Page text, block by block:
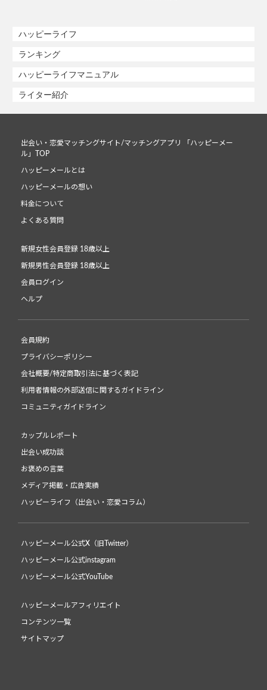
ハッピーライフ
ランキング
ハッピーライフマニュアル
ライター紹介
出会い・恋愛マッチングサイト/マッチングアプリ 「ハッピーメー
ル」TOP
ハッピーメールとは
ハッピーメールの想い
料金について
よくある質問
新規女性会員登録 18歳以上
新規男性会員登録 18歳以上
会員ログイン
ヘルプ
会員規約
プライバシーポリシー
会社概要/特定商取引法に基づく表記
利用者情報の外部送信に関するガイドライン
コミュニティガイドライン
カップルレポート
出会い成功談
お褒めの言葉
メディア掲載・広告実績
ハッピーライフ（出会い・恋愛コラム）
ハッピーメール公式X（旧Twitter）
ハッピーメール公式instagram
ハッピーメール公式YouTube
ハッピーメールアフィリエイト
コンテンツ一覧
サイトマップ